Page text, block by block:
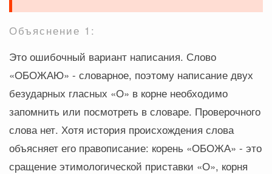
Объяснение 1:
Это ошибочный вариант написания. Слово
«ОБОЖАЮ» - словарное, поэтому написание двух
безударных гласных «О» в корне необходимо
запомнить или посмотреть в словаре. Проверочного
слова нет. Хотя история происхождения слова
объясняет его правописание: корень «ОБОЖА» - это
сращение этимологической приставки «О», корня